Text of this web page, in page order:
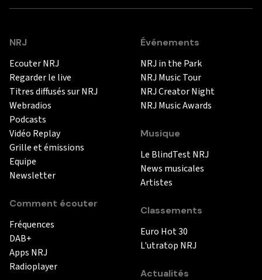
NRJ
Ecouter NRJ
Regarder le live
Titres diffusés sur NRJ
Webradios
Podcasts
Vidéo Replay
Grille et émissions
Equipe
Newsletter
Comment écouter
Fréquences
DAB+
Apps NRJ
Radioplayer
Événements
NRJ in the Park
NRJ Music Tour
NRJ Creator Night
NRJ Music Awards
Musique
Le BlindTest NRJ
News musicales
Artistes
Classements
Euro Hot 30
L'utratop NRJ
Actualités